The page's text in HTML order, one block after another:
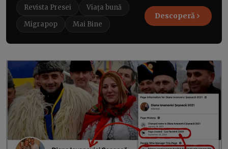
Revista Presei
Viața bună
Migrapop
Mai Bine
Descoperă